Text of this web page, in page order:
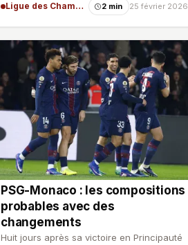
Ligue des Champions 2 min 25 février 2026
PSG-Monaco : les compositions
probables avec des
changements
Huit jours après sa victoire en Principauté